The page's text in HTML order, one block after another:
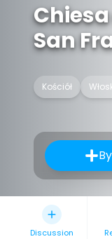
San
Kościół
Discussion